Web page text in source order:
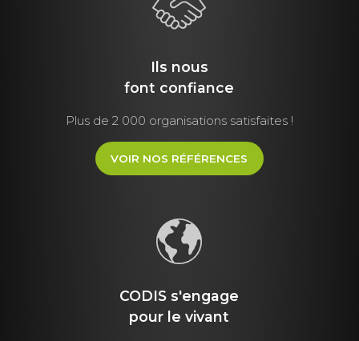
Ils nous
font confiance
Plus de 2 000 organisations satisfaites !
VOIR NOS RÉFÉRENCES
CODIS s'engage
pour le vivant